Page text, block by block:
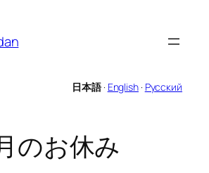
日本語· English· Русский
のお休み